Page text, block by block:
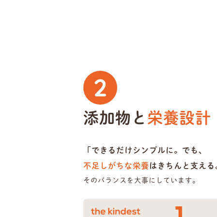
2
添加物と 栄養設計
「できるだけシンプルに。でも、
不足しがちな栄養はきちんと支える
そのバランスを大事にしています。